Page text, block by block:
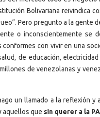
Bolivariana reivindica
Pero pregunto a la gente
o inconscientemente se
conformes con vivir en una
de educación,
de venezolanas y
un llamado a la reflexión
aquellos que sin querer a la